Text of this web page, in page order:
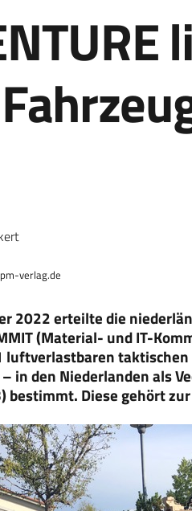
verlag.de
2022 erteilte die
(Material- und IT-
taktischen
in den Niederlanden als
bestimmt. Diese gehört